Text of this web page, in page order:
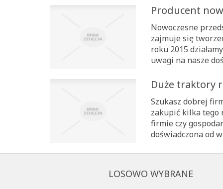
Producent
Nowoczesne
zajmuje się
roku 2015
uwagi na nasze
Duże traktory
Szukasz dobrej
zakupić kilka tego
firmie czy
doświadczona od
LOSOWO WYBRANE